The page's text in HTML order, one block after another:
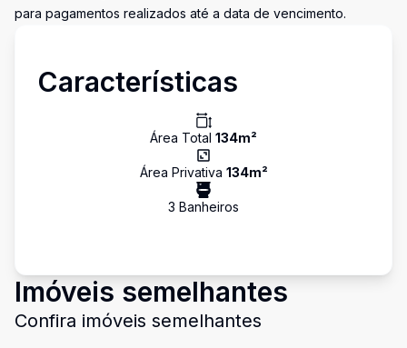
para pagamentos realizados até a data de vencimento.
Características
Área Total 134m²
Área Privativa 134m²
3 Banheiros
Imóveis semelhantes
Confira imóveis semelhantes